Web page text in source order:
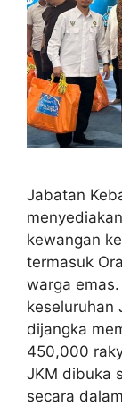
Jabatan
kewangan
termasuk
warga
keseluruhan
dijangka
450,000
JKM dibuka
secara